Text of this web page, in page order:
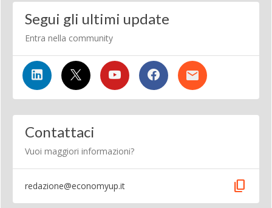
Segui gli ultimi update
Entra nella community
Contattaci
Vuoi maggiori informazioni?
redazione@economyup.it content_copy